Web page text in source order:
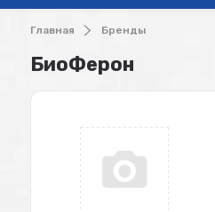
Главная Бренды
БиоФерон